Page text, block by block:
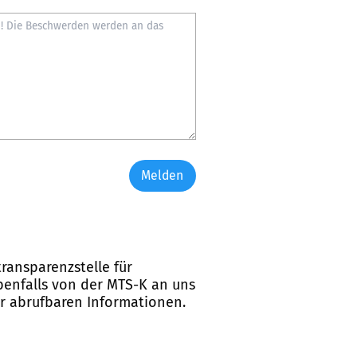
Melden
für
von der MTS-K an uns
abrufbaren Informationen.